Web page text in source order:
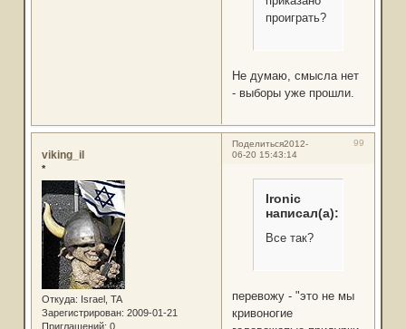
проиграть?
Не думаю, смысла нет
- выборы уже прошли.
Поделиться 99
2012-
06-20 15:43:14
viking_il
*
Откуда: Israel, TA
Зарегистрирован: 2009-01-21
Приглашений: 0
Ironic
написал(а):
Все так?
перевожу - "это не мы
кривоногие